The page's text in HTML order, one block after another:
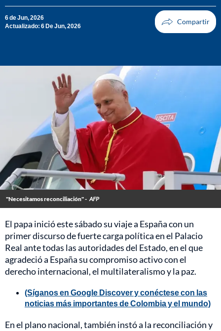
6 de Jun, 2026
Actualizado: 6 De Jun, 2026
"Necesitamos reconciliación" - AFP
El papa inició este sábado su viaje a España con un
primer discurso de fuerte carga política en el Palacio
Real ante todas las autoridades del Estado, en el que
agradeció a España su compromiso activo con el
derecho internacional, el multilateralismo y la paz.
(Síganos en Google Discover y conéctese con las
noticias más importantes de Colombia y el mundo)
En el plano nacional, también instó a la reconciliación y